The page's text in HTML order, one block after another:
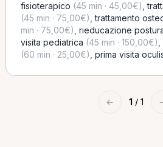
fisioterapico (45 min · 45,00€) ,
(45 min · 75,00€) ,trattamento
min · 75,00€) rieducazione
visita pediatrica (45 min · 150,00€)
(60 min · 25,00€) prima visita
← 1 / 1